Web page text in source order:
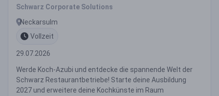
Schwarz Corporate Solutions
Neckarsulm
Vollzeit
29.07.2026
Werde Koch-Azubi und entdecke die spannende Welt der
Schwarz Restaurantbetriebe! Starte deine Ausbildung
2027 und erweitere deine Kochkünste im Raum